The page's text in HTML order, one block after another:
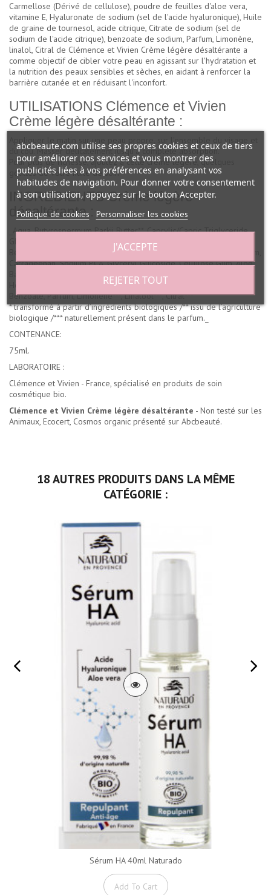
Carmellose (Dérivé de cellulose), poudre de feuilles d'aloe vera,
vitamine E, Hyaluronate de sodium (sel de l'acide hyaluronique), Huile
de graine de tournesol, acide citrique, Citrate de sodium (sel de
sodium de l'acide citrique), benzoate de sodium, Parfum, Limonène,
linalol, Citral de Clémence et Vivien Crème légère désaltérante a
comme objectif de cibler votre peau en agissant sur l'hydratation et
la nutrition des peaux sensibles et sèches, en aidant à renforcer la
barrière cutanée et en réduisant l'inconfort.
UTILISATIONS Clémence et Vivien
Crème légère désaltérante :
Appliquer le matin sur une peau propre, sur l'ensemble du visage et
du cou. Masser délicatement jusqu'à complète absorption.
Pour plus de richesse, ajoutez à cette crème légère, quelques
gouttes de votre huile de soin
INGREDIENTS Crème légère
désaltérante :
_Aqua, Butyrospermum Parkii Butter**, Caprylic/Capric Triglyceride,
Glycerin*, Propanediol, Triethyl Citrate, Microcrystalline Cellulose,
Behenyl Alcohol, Erythritol, Sodium Stearoyl Glutamate, Xanthan Gum,
Carrageenan, Sodium PCA, Glyceryl Glucoside, Cellulose Gum, Aloe
Barbadensis Leaf Powder**, Tocopherol, Sodium Hyaluronate,
Helianthus Annuus Seed Oil, Citric Acid, Sodium Citrate, Sodium
Benzoate, Parfum, Limonene***, Linalool***, Citral***
* transformé à partir d’ingrédients biologiques /** issu de l’agriculture
biologique /*** naturellement présent dans le parfum._
CONTENANCE:
75ml.
LABORATOIRE :
Clémence et Vivien - France, spécialisé en produits de soin
cosmétique bio.
Clémence et Vivien Crème légère désaltérante - Non testé sur les
Animaux, Ecocert, Cosmos organic présenté sur Abcbeauté.
18 AUTRES PRODUITS DANS LA MÊME
CATÉGORIE :
Sérum HA 40ml Naturado
Add To Cart
abcbeaute.com utilise ses propres cookies et ceux de tiers
pour améliorer nos services et vous montrer des
publicités liées à vos préférences en analysant vos
habitudes de navigation. Pour donner votre consentement
à son utilisation, appuyez sur le bouton Accepter.
Politique de cookies Personnaliser les cookies
REJETER TOUT
J'ACCEPTE